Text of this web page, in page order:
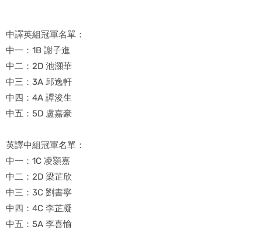
中譯英組冠軍名單：
中一：1B 謝子進
中二：2D 池灝華
中三：3A 邱逸軒
中四：4A 譚浚生
中五：5D 盧嘉豪
英譯中組冠軍名單：
中一：1C 凌顥嘉
中二：2D 梁芷欣
中三：3C 劉書寧
中四：4C 李芷凝
中五：5A 李喜愉